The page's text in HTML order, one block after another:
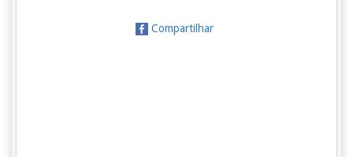
Compartilhar